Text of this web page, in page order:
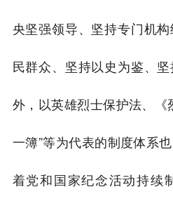
央坚强领导、坚持专门机
民群众、坚持以史为鉴、
外，以英雄烈士保护法、《
一簿”等为代表的制度体系
着党和国家纪念活动持续